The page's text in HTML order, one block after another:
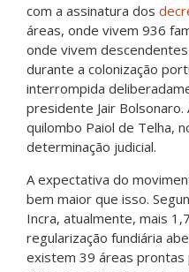
com a assinatura dos
áreas, onde vivem 936
onde vivem
durante a colonização
interrompida
presidente Jair
quilombo Paiol de Telha,
determinação judicial.
A expectativa do
bem maior que isso.
Incra, atualmente, mais
regularização fundiária
existem 39 áreas